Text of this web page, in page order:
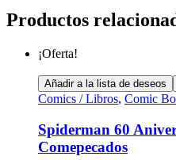
Productos
¡Oferta!
Añadir a la lista de deseos
Comics / Libros, Comic
Spiderman 60
Comepecados